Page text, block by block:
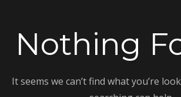
Nothing
It seems we can’t find what you’re